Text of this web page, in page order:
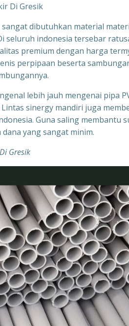
Di Gresik
dibutuhkan material
seluruh indonesia tersebar
premium dengan harga
perpipaan beserta
lebih jauh mengenai pipa
sinergy mandiri juga
Guna saling membantu
yang sangat minim.
Gresik